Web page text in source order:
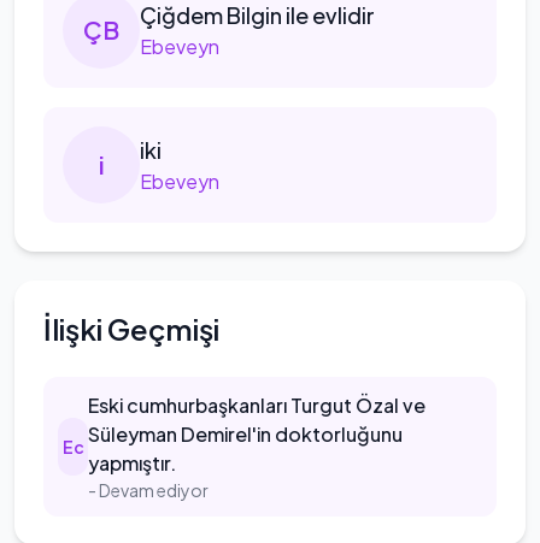
ÇB ÇiğdemBilgin ile evlidir
Ebeveyn
i iki
Ebeveyn
İlişki Geçmişi
Ec
Eskicumhurbaşkanları Turgut Özal ve
Süleyman Demirel'in doktorluğunu
yapmıştır.
- Devam ediyor